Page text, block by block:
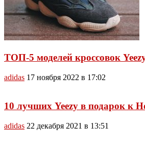
ТОП-5 моделей кроссовок
adidas 17 ноября 2022 в 17:02
10 лучших Yeezy в подарок к
adidas 22 декабря 2021 в 13:51